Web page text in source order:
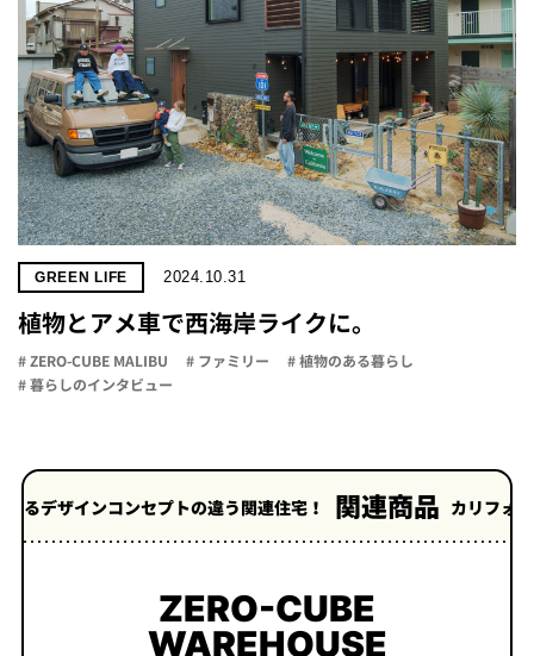
GREEN LIFE 2024.10.31
植物とアメ車で西海岸ライクに。
# ZERO-CUBE MALIBU # ファミリー
# 植物のある暮らし
# 暮らしのインタビュー
セプトの違う関連住宅！ 関連商品 カリフォルニア工務店と
ZERO-CUBE
WAREHOUSE